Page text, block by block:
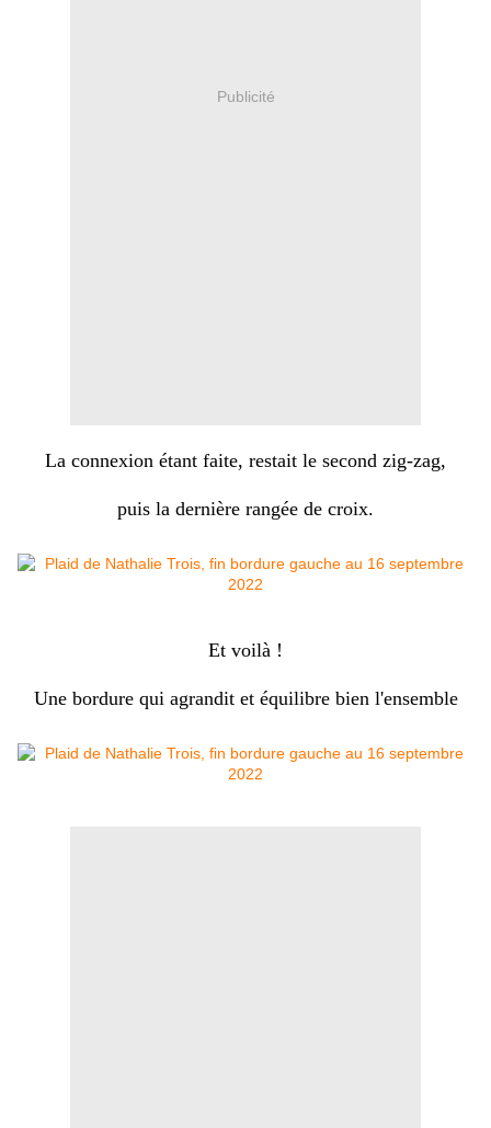
Publicité
La connexion étant faite, restait le second zig-zag,
puis la dernière rangée de croix.
Et voilà !
Une bordure qui agrandit et équilibre bien l'ensemble